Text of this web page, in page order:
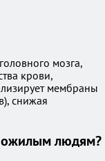
мозга,
крови,
мембраны
снижая
людям?